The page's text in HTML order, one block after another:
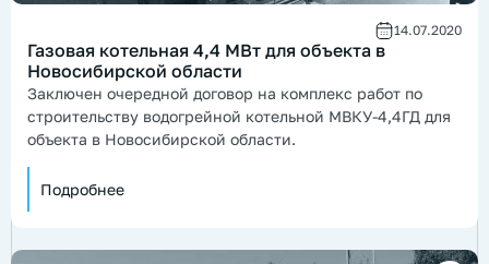
14.07.2020
Газовая котельная 4,4 МВт для объекта в
Новосибирской области
Заключен очередной договор на комплекс работ по
строительству водогрейной котельной МВКУ-4,4ГД для
объекта в Новосибирской области.
Подробнее